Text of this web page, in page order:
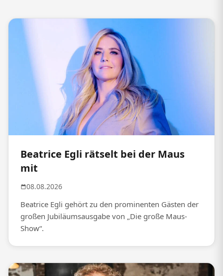
Beatrice Egli rätselt bei der Maus
mit
08.08.2026
Beatrice Egli gehört zu den prominenten Gästen der
großen Jubiläumsausgabe von „Die große Maus-
Show“.